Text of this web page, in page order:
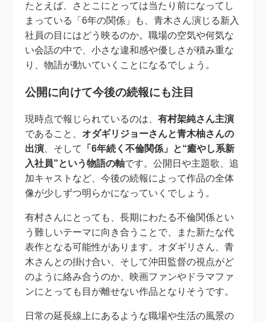
たとえば、さとこにとっては当たり前になってし
まっている「6年の関係」も、青木さん演じる新入
社員の目にはどう映るのか。職場の空気や何気な
い会話の中で、小さな違和感や優しさが積み重な
り、物語が動いていくことになるでしょう。
公開に向けて今後の続報にも注目
現時点で報じられているのは、有村架純さん主演
であること、 オダギリジョーさんと青木柚さんの
出演、そして
「6年続く不倫関係」と“癒やし系新
入社員”という物語の軸です。公開日や主題歌、追
加キャストなど、今後の続報によって作品の全体
像が少しずつ明らかになっていくでしょう。
有村さんにとっても、長期にわたる不倫関係とい
う難しいテーマに向き合うことで、また新たな代
表作となる可能性があります。オダギリさん、青
木さんとの掛け合い、そして沖田監督の視点がど
のように絡み合うのか、映画ファンやドラマファ
ンにとっても目が離せない作品となりそうです。
日常の延長線上にあるような職場や生活の風景の